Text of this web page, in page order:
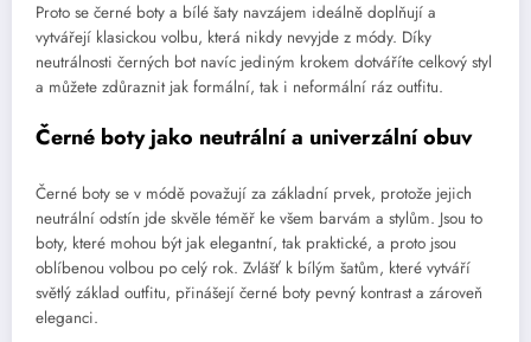
Proto se černé boty a bílé šaty navzájem ideálně doplňují a
vytvářejí klasickou volbu, která nikdy nevyjde z módy. Díky
neutrálnosti černých bot navíc jediným krokem dotváříte celkový styl
a můžete zdůraznit jak formální, tak i neformální ráz outfitu.
Černé boty jako neutrální a univerzální obuv
Černé boty se v módě považují za základní prvek, protože jejich
neutrální odstín jde skvěle téměř ke všem barvám a stylům. Jsou to
boty, které mohou být jak elegantní, tak praktické, a proto jsou
oblíbenou volbou po celý rok. Zvlášť k bílým šatům, které vytváří
světlý základ outfitu, přinášejí černé boty pevný kontrast a zároveň
eleganci.